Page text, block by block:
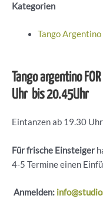
Kategorien
Tango Argentino
Tango argentino
Uhr bis 20.45Uhr
Eintanzen ab 19.30 Uhr
Für frische Einsteiger
4-5 Termine einen
Anmelden: